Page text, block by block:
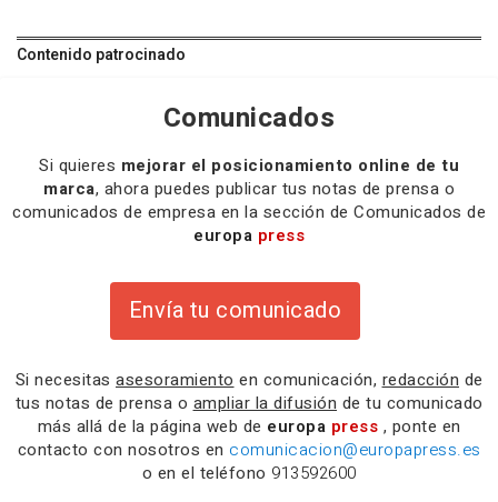
Contenido patrocinado
Comunicados
Si quieres mejorar el posicionamiento online de tu
marca, ahora puedes publicar tus notas de prensa o
comunicados de empresa en la sección de Comunicados de
europa press
Envía tu comunicado
Si necesitas asesoramiento en comunicación, redacción de
tus notas de prensa o ampliar la difusión de tu comunicado
más allá de la página web de europa press , ponte en
contacto con nosotros en comunicacion@europapress.es
o en el teléfono 913592600